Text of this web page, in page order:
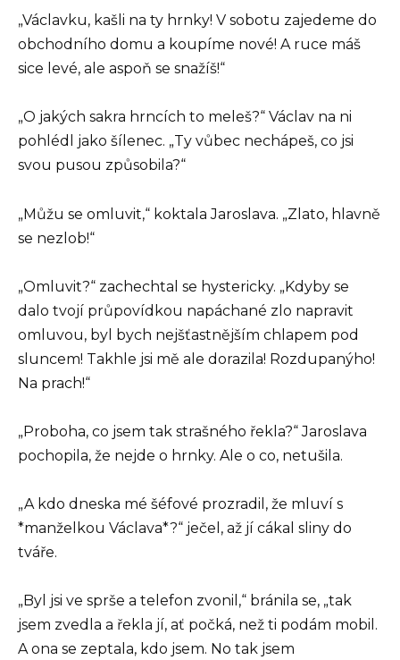
„Václavku, kašli na ty hrnky! V sobotu zajedeme do
obchodního domu a koupíme nové! A ruce máš
sice levé, ale aspoň se snažíš!“
„O jakých sakra hrncích to meleš?“ Václav na ni
pohlédl jako šílenec. „Ty vůbec nechápeš, co jsi
svou pusou způsobila?“
„Můžu se omluvit,“ koktala Jaroslava. „Zlato, hlavně
se nezlob!“
„Omluvit?“ zachechtal se hystericky. „Kdyby se
dalo tvojí průpovídkou napáchané zlo napravit
omluvou, byl bych nejšťastnějším chlapem pod
sluncem! Takhle jsi mě ale dorazila! Rozdupanýho!
Na prach!“
„Proboha, co jsem tak strašného řekla?“ Jaroslava
pochopila, že nejde o hrnky. Ale o co, netušila.
„A kdo dneska mé šéfové prozradil, že mluví s
*manželkou Václava*?“ ječel, až jí cákal sliny do
tváře.
„Byl jsi ve sprše a telefon zvonil,“ bránila se, „tak
jsem zvedla a řekla jí, ať počká, než ti podám mobil.
A ona se zeptala, kdo jsem. No tak jsem